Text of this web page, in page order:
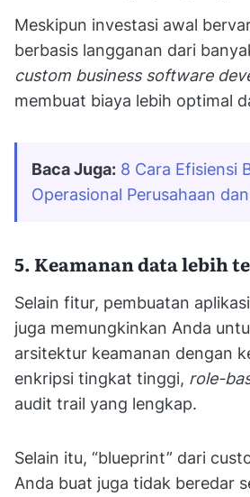
Meskipun investasi awal
berbasis langganan dari
custom business software
membuat biaya lebih optimal
Baca Juga: 8 Cara Efisiensi
Operasional Perusahaan
5. Keamanan data lebih
Selain fitur, pembuatan
juga memungkinkan Anda
arsitektur keamanan dengan
enkripsi tingkat tinggi, role-
audit trail yang lengkap.
Selain itu, “blueprint” dari
Anda buat juga tidak beredar